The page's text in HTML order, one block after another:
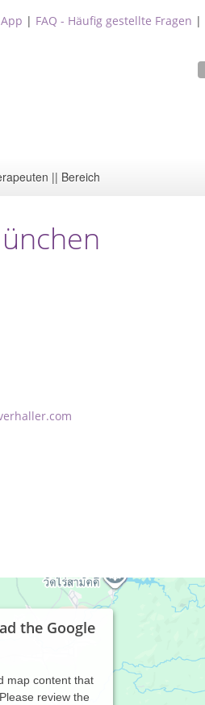
App | FAQ - Häufig gestellte Fragen |
|| Bereich
the Google
map content that
review the